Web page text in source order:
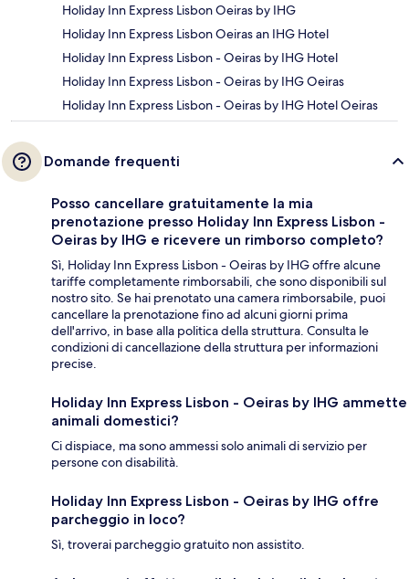
Holiday Inn Express Lisbon Oeiras by IHG
Holiday Inn Express Lisbon Oeiras an IHG Hotel
Holiday Inn Express Lisbon - Oeiras by IHG Hotel
Holiday Inn Express Lisbon - Oeiras by IHG Oeiras
Holiday Inn Express Lisbon - Oeiras by IHG Hotel Oeiras
Domande frequenti
Posso cancellare gratuitamente la mia
prenotazione presso Holiday Inn Express Lisbon -
Oeiras by IHG e ricevere un rimborso completo?
Sì, Holiday Inn Express Lisbon - Oeiras by IHG offre alcune
tariffe completamente rimborsabili, che sono disponibili sul
nostro sito. Se hai prenotato una camera rimborsabile, puoi
cancellare la prenotazione fino ad alcuni giorni prima
dell'arrivo, in base alla politica della struttura. Consulta le
condizioni di cancellazione della struttura per informazioni
precise.
Holiday Inn Express Lisbon - Oeiras by IHG ammette
animali domestici?
Ci dispiace, ma sono ammessi solo animali di servizio per
persone con disabilità.
Holiday Inn Express Lisbon - Oeiras by IHG offre
parcheggio in loco?
Sì, troverai parcheggio gratuito non assistito.